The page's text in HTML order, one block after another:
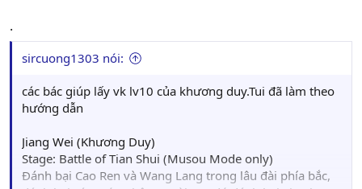
.
sircuong1303 nói:
các bác giúp lấy vk lv10 của khương duy.Tui đã làm theo
hướng dẫn
Jiang Wei (Khương Duy)
Stage: Battle of Tian Shui (Musou Mode only)
Đánh bại Cao Ren và Wang Lang trong lâu đài phía bắc,